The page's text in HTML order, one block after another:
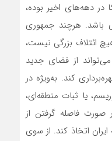
در دهه‌های اخیر بوده،
باشد. هرچند جمهوری
ائتلاف بزرگی نیست،
از فضای جدید
کند. به‌ویژه در
یا ثبات منطقه‌ای،
صورت فاصله گرفتن از
اتخاذ کند. از سوی